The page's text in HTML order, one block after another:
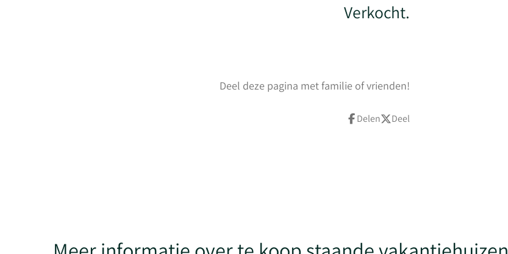
Verkocht.
Deel deze pagina met familie of vrienden!
Delen Deel